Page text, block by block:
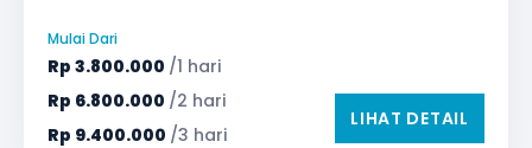
Safety Tools (P3K, Windows Breaker, dll)
TV LED & Android System
Mulai Dari
Rp 3.800.000 /1 hari
Rp 6.800.000 /2 hari
Rp 9.400.000 /3 hari
LIHAT DETAIL